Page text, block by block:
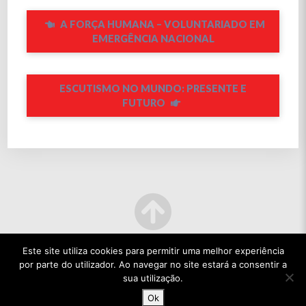
A FORÇA HUMANA – VOLUNTARIADO EM
EMERGÊNCIA NACIONAL
ESCUTISMO NO MUNDO: PRESENTE E
FUTURO
© 2022 TODOS OS DIREITOS RESERVADOS.
Este site utiliza cookies para permitir uma melhor experiência
por parte do utilizador. Ao navegar no site estará a consentir a
sua utilização.
Ok